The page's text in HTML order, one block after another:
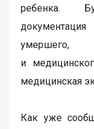
ребенка.
умершего,
и
медицинская
Как уже